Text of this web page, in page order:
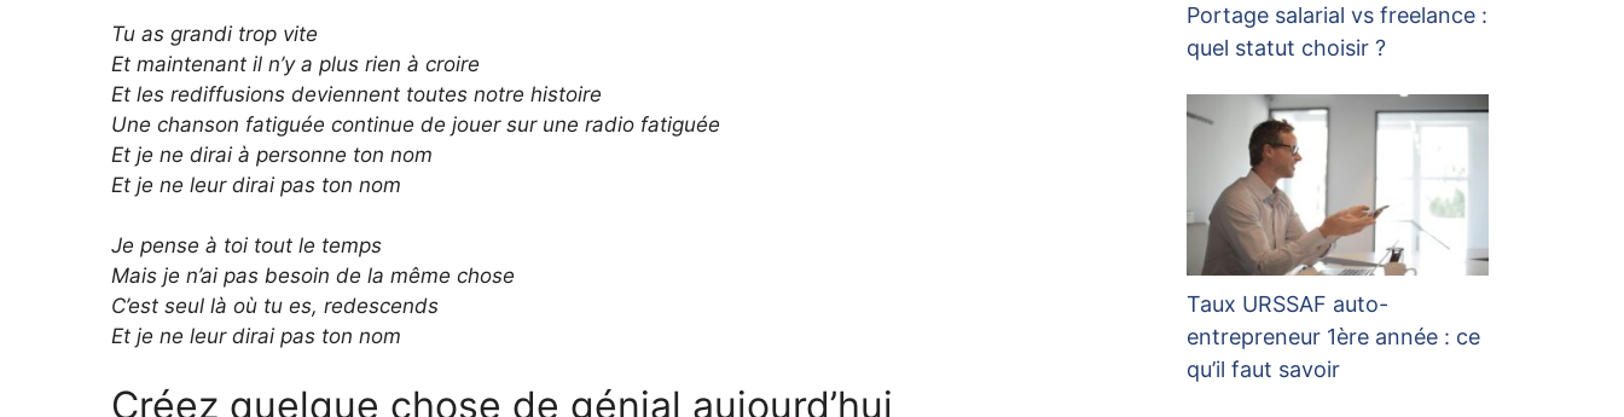
Tu as grandi trop vite
Et maintenant il n’y a plus rien à croire
Et les rediffusions deviennent toutes notre histoire
Une chanson fatiguée continue de jouer sur une radio fatiguée
Et je ne dirai à personne ton nom
Et je ne leur dirai pas ton nom
Je pense à toi tout le temps
Mais je n’ai pas besoin de la même chose
C’est seul là où tu es, redescends
Et je ne leur dirai pas ton nom
Créez quelque chose de génial aujourd’hui
Portage salarial vs freelance :
quel statut choisir ?
Taux URSSAF auto-
entrepreneur 1ère année : ce
qu’il faut savoir